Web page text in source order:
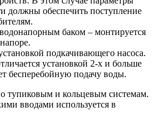
должны обеспечить поступление
баком – монтируется
подкачивающего насоса.
установкой 2-х и больше
бесперебойную подачу воды.
тупиковым и кольцевым системам.
вводами используется в